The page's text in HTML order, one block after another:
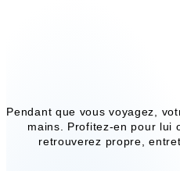
Pendant que vous voyagez,
mains. Profitez-en pour lui
retrouverez propre,